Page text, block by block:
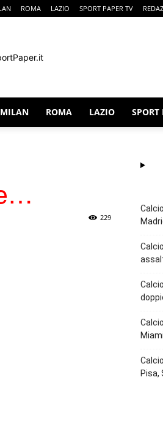
ROMA LAZIO SPORT PAPER TV
MILAN ROMA LAZIO SPORT
229
Pisa,